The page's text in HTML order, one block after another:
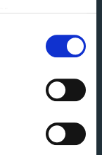
Customer service